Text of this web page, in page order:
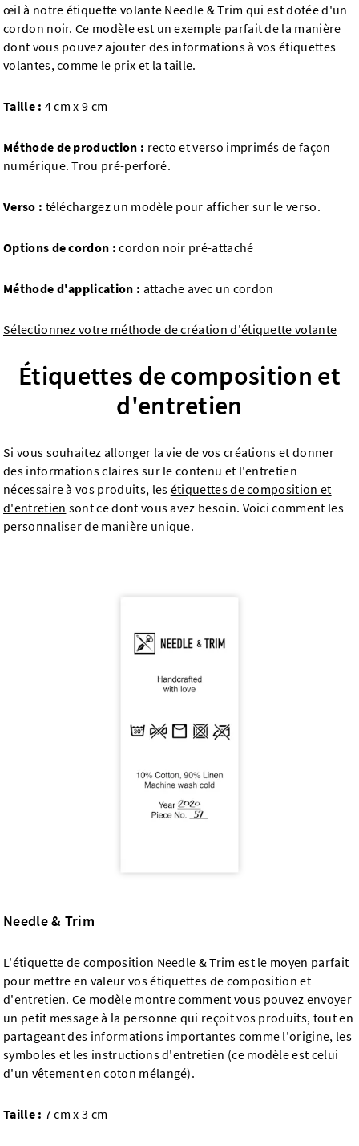
œil à notre étiquette volante Needle & Trim qui est dotée d'un
cordon noir. Ce modèle est un exemple parfait de la manière
dont vous pouvez ajouter des informations à vos étiquettes
volantes, comme le prix et la taille.
Taille : 4 cm x 9 cm
Méthode de production : recto et verso imprimés de façon
numérique. Trou pré-perforé.
Verso : téléchargez un modèle pour afficher sur le verso.
Options de cordon :cordon noir pré-attaché
Méthode d'application : attache avec un cordon
Sélectionnez votre méthode de création d'étiquette volante
Étiquettes de composition et
d'entretien
Si vous souhaitez allonger la vie de vos créations et donner
des informations claires sur le contenu et l'entretien
nécessaire à vos produits, les étiquettes de composition et
d'entretien sont ce dont vous avez besoin. Voici comment les
personnaliser de manière unique.
Needle & Trim
L'étiquette de composition Needle & Trim est le moyen parfait
pour mettre en valeur vos étiquettes de composition et
d'entretien. Ce modèle montre comment vous pouvez envoyer
un petit message à la personne qui reçoit vos produits, tout en
partageant des informations importantes comme l'origine, les
symboles et les instructions d'entretien (ce modèle est celui
d'un vêtement en coton mélangé).
Taille : 7 cm x 3 cm